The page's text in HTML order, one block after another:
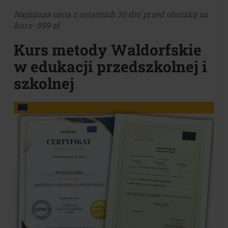
Najniższa cena z ostatnich 30 dni przed obniżką za
kurs- 899 zł
Kurs metody Waldorfskie
w edukacji przedszkolnej i
szkolnej